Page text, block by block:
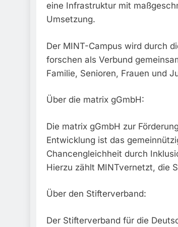
eine Infrastruktur mit
Umsetzung.
Der MINT-Campus wird durch
forschen als Verbund
Familie, Senioren, Frauen und
Über die matrix gGmbH:
Die matrix gGmbH zur
Entwicklung ist das
Chancengleichheit durch
Hierzu zählt MINTvernetzt, die
Über den Stifterverband:
Der Stifterverband für die